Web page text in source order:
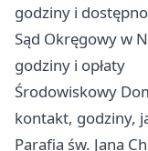
godziny i
Sąd Okręgowy w
godziny i opłaty
Środowiskowy
kontakt, godziny,
Parafia św. Jana